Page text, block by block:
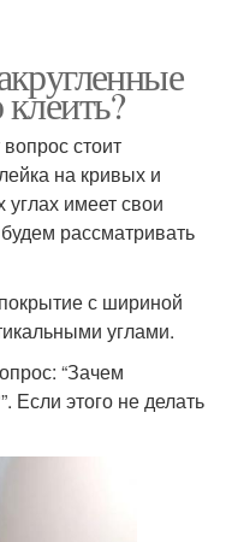
стоит
на кривых и
имеет свои
рассматривать
с шириной
углами.
“Зачем
Если этого не делать